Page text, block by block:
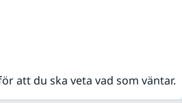
att du ska veta vad som väntar.